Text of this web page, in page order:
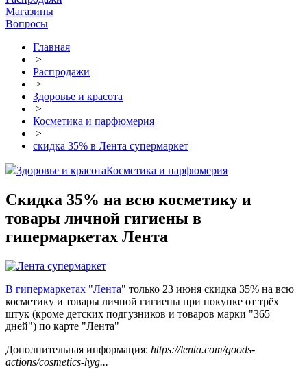
Магазины
Вопросы
Главная
>
Распродажи
>
Здоровье и красота
>
Косметика и парфюмерия
>
скидка 35% в Лента супермаркет
Здоровье и красотаКосметика и парфюмерия
Скидка 35% на всю косметику и
товары личной гигиены в
гипермаркетах Лента
В гипермаркетах "Лента" только 23 июня скидка 35% на всю
косметику и товары личной гигиены при покупке от трёх
штук (кроме детских подгузников и товаров марки "365
дней") по карте "Лента"
Дополнительная информация: https://lenta.com/goods-
actions/cosmetics-hyg...